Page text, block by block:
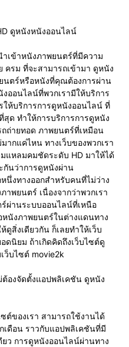
ดูหนังหนังออนไลน์
ำเข้าหนังภาพยนตร์ที่มีความ
ครม ที่จะสามารถเข้ามา ดูหนัง
นตร์หรือหนังที่คุณต้องการผ่าน
ออนไลน์ที่พวกเรามีให้บริการ
ให้บริการการดูหนังออนไลน์ ที่
สุด ทำให้การบริการการดูหนัง
ถ่ายทอด ภาพยนตร์ที่เหมือน
ากแค่ไหน ทางเว็บของพวกเรา
แหลมคมชัดระดับ HD มาให้ได้
กันว่าการดูหนังผ่าน
นึ่งทางออกสำหรับคนที่ไม่ว่าง
าพยนตร์ เนื่องจากว่าพวกเรา
ผ่านระบบออนไลน์ที่เหนือ
นังภาพยนตร์ในต่างแดนทาง
ดูสิ่งเดียวกัน ก็เลยทำให้เว็บ
ดนิยม ถ้าเกิดคิดถึงเว็บไซต์ดู
ว็บไซต์ movie2k
องจัดตั้งแอปพลิเคชัน ดูหนัง
ต์ของเรา สามารถใช้งานได้
เดือน ราวกับแอปพลิเคชันที่มี
ว การดูหนังออนไลน์ผ่านทาง